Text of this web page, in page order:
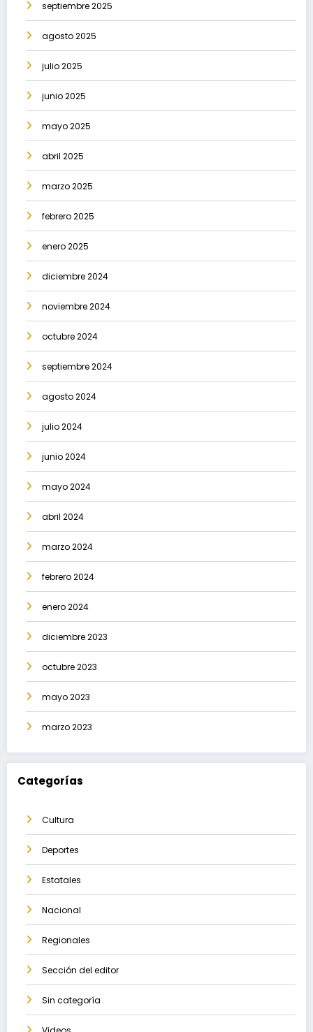
septiembre 2025
agosto 2025
julio 2025
junio 2025
mayo 2025
abril 2025
marzo 2025
febrero 2025
enero 2025
diciembre 2024
noviembre 2024
octubre 2024
septiembre 2024
agosto 2024
julio 2024
junio 2024
mayo 2024
abril 2024
marzo 2024
febrero 2024
enero 2024
diciembre 2023
octubre 2023
mayo 2023
marzo 2023
Categorías
Cultura
Deportes
Estatales
Nacional
Regionales
Sección del editor
Sin categoría